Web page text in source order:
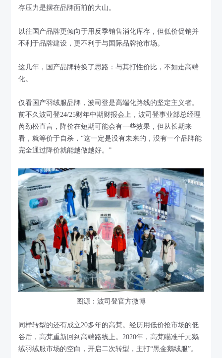
存压力是摆在品牌面前的大山。
以往国产品牌更倾向于用反季销售消化库存，但低价促销并
不利于品牌建设，更不利于与国际品牌抢市场。
这几年，国产品牌转换了思路：与其打性价比，不如走高端
化。
仅看国产羽绒服品牌，波司登是高端化路线的坚定主义者。
前不久波司登24/25财年中期财报会上，波司登事业部总经理
芮劲松直言，降价在短期可能会有一些效果，但从长期来
看，就等价于自杀，“这一定是没有未来的，没有一个品牌能
完全通过降价就能越做越好。”
图源：波司登官方微博
同样转型的还有成立20多年的高梵。经历用低价抢市场的低
谷后，高梵重新回到高端路线上。2020年，高梵瞄准千元鹅
绒羽绒服市场的空白，开启二次转型，主打“黑金鹅绒服”。